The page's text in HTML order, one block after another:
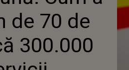
de 70 de
300.000